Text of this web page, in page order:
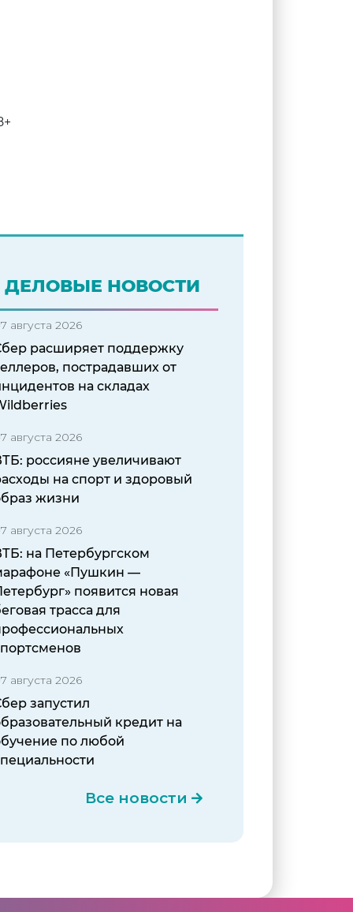
ДЕЛОВЫЕ НОВОСТИ
августа 2026
расширяет поддержку
пострадавших от
на складах
августа 2026
россияне увеличивают
на спорт и здоровый
жизни
августа 2026
на Петербургском
«Пушкин —
появится новая
трасса для
августа 2026
запустил
кредит на
по любой
Все новости